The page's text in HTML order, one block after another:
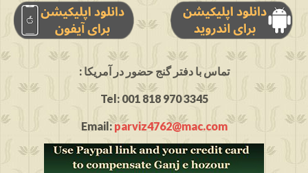
: تماس با دفتر گنج حضور در آمریکا
Tel: 001 818 970 3345
Email:parviz4762@mac.com